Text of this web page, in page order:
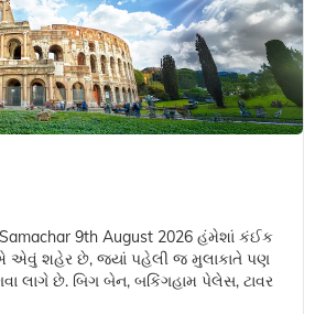
9th August 2026 હંમેશાં કંઈક
શહેર છે, જ્યાં પહેલી જ મુલાકાતે પણ
લાગે છે. બિગ બેન, બકિંગહામ પેલેસ, ટાવર